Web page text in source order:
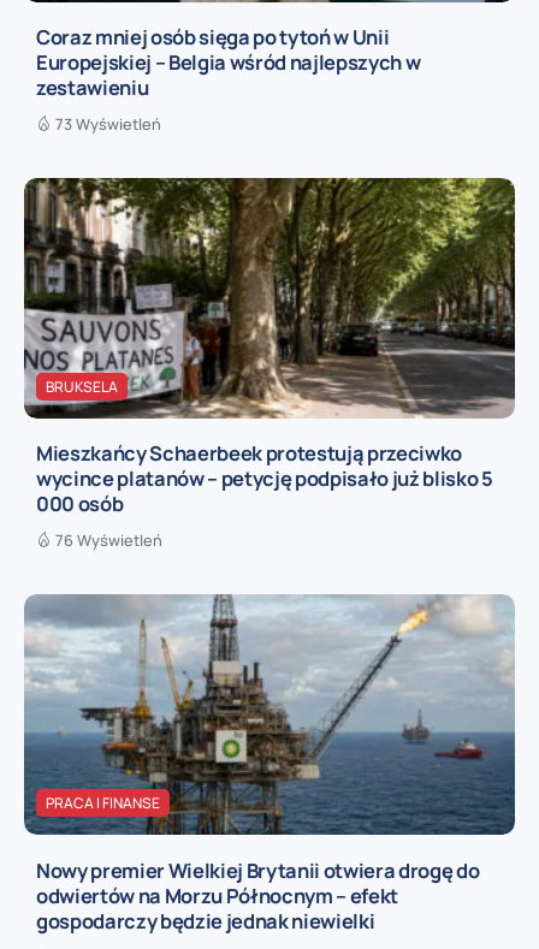
Coraz mniej osób sięga po tytoń w Unii
Europejskiej – Belgia wśród najlepszych w
zestawieniu
73 Wyświetleń
BRUKSELA
Mieszkańcy Schaerbeek protestują przeciwko
wycince platanów – petycję podpisało już blisko 5
000 osób
76 Wyświetleń
PRACA I FINANSE
Nowy premier Wielkiej Brytanii otwiera drogę do
odwiertów na Morzu Północnym – efekt
gospodarczy będzie jednak niewielki